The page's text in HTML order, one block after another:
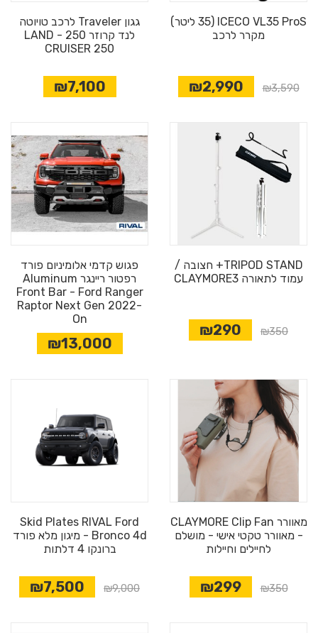
ICECO VL35 ProS (35 ליטר)
מקרר לרכב
₪3,590
₪2,990
גגון Traveler לרכב טויוטה
לנד קרוזר 250 - LAND
CRUISER 250
₪7,100
TRIPOD STAND+ חצובה /
עמוד לתאורה CLAYMORE3
₪350
₪290
פגוש קדמי אלומיניום פורד
רפטור ריינגר Aluminum
Front Bar - Ford Ranger
Raptor Next Gen 2022-
On
₪13,000
מאוורר CLAYMORE Clip Fan
- מאוורר טקטי אישי - מושלם
לחיילים וחיילות
₪350
₪299
Skid Plates RIVAL Ford
Bronco 4d - מיגון מלא פורד
ברונקו 4 דלתות
₪9,000
₪7,500